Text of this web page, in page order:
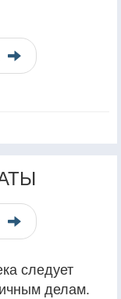
следует
делам.